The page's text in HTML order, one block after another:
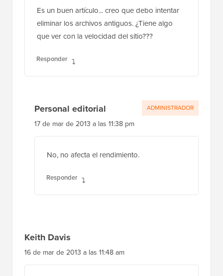
Es un buen artículo... creo que debo intentar
eliminar los archivos antiguos. ¿Tiene algo
que ver con la velocidad del sitio???
Responder
Personal editorial
17 de mar de 2013 a las 11:38 pm
No, no afecta el rendimiento.
Responder
ADMINISTRADOR
Keith Davis
16 de mar de 2013 a las 11:48 am